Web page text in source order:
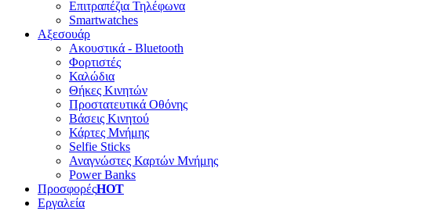
Επιτραπέζια Τηλέφωνα
Smartwatches
Αξεσουάρ
Ακουστικά - Bluetooth
Φορτιστές
Καλώδια
Θήκες Κινητών
Προστατευτικά Οθόνης
Βάσεις Κινητού
Κάρτες Μνήμης
Selfie Sticks
Αναγνώστες Καρτών Μνήμης
Power Banks
ΠροσφορέςHOT
Εργαλεία